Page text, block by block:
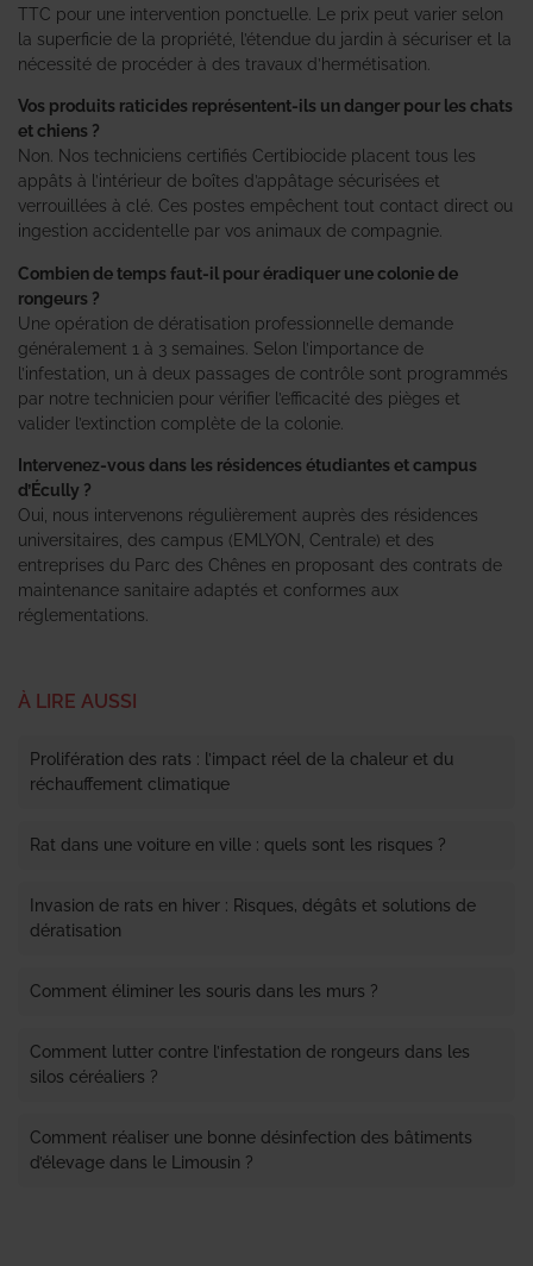
TTC pour une intervention ponctuelle. Le prix peut varier selon
la superficie de la propriété, l’étendue du jardin à sécuriser et la
nécessité de procéder à des travaux d’hermétisation.
Vos produits raticides représentent-ils un danger pour les chats
et chiens ?
Non. Nos techniciens certifiés Certibiocide placent tous les
appâts à l’intérieur de boîtes d’appâtage sécurisées et
verrouillées à clé. Ces postes empêchent tout contact direct ou
ingestion accidentelle par vos animaux de compagnie.
Combien de temps faut-il pour éradiquer une colonie de
rongeurs ?
Une opération de dératisation professionnelle demande
généralement 1 à 3 semaines. Selon l’importance de
l’infestation, un à deux passages de contrôle sont programmés
par notre technicien pour vérifier l’efficacité des pièges et
valider l’extinction complète de la colonie.
Intervenez-vous dans les résidences étudiantes et campus
d’Écully ?
Oui, nous intervenons régulièrement auprès des résidences
universitaires, des campus (EMLYON, Centrale) et des
entreprises du Parc des Chênes en proposant des contrats de
maintenance sanitaire adaptés et conformes aux
réglementations.
À LIRE AUSSI
Prolifération des rats : l’impact réel de la chaleur et du
réchauffement climatique
Rat dans une voiture en ville : quels sont les risques ?
Invasion de rats en hiver : Risques, dégâts et solutions de
dératisation
Comment éliminer les souris dans les murs ?
Comment lutter contre l’infestation de rongeurs dans les
silos céréaliers ?
Comment réaliser une bonne désinfection des bâtiments
d’élevage dans le Limousin ?